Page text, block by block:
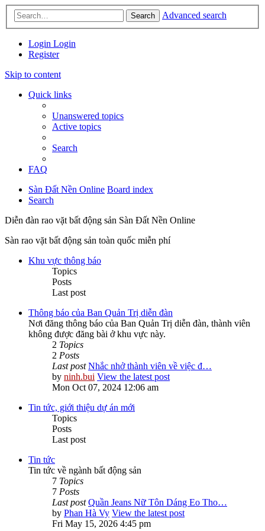
Search Advanced search
Login Login
Register
Skip to content
Quick links
Unanswered topics
Active topics
Search
FAQ
Sàn Đất Nền Online Board index
Search
Diễn đàn rao vặt bất động sản Sàn Đất Nền Online
Sàn rao vặt bất động sản toàn quốc miễn phí
Khu vực thông báo
Topics
Posts
Last post
Thông báo của Ban Quản Trị diễn đàn
Nơi đăng thông báo của Ban Quản Trị diễn đàn, thành viên
không được đăng bài ở khu vực này.
2 Topics
2 Posts
Last post Nhắc nhở thành viên về việc đ…
by ninh.bui View the latest post
Mon Oct 07, 2024 12:06 am
Tin tức, giới thiệu dự án mới
Topics
Posts
Last post
Tin tức
Tin tức về ngành bất động sản
7 Topics
7 Posts
Last post Quần Jeans Nữ Tôn Dáng Eo Tho…
by Phan Hà Vy View the latest post
Fri May 15, 2026 4:45 pm